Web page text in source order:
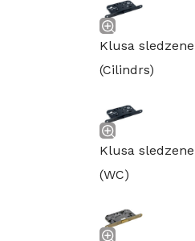
Grīdas
Skatīt
GRĪDAS SEGUMI
Naturālas grīdas no
Vinila grīdas
Klusa
(Cilindrs)
Klusa
(WC)